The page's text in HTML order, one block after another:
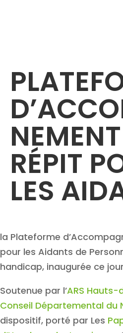
RÉPIT
LES
la Plateforme
pour les Aidants de
handicap, inaugurée ce
Soutenue par l’ARS Hauts-
Conseil Départemental du
dispositif, porté par Les